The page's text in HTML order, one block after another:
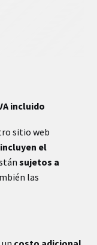
incluido
sitio web
incluyen el
sujetos a
las